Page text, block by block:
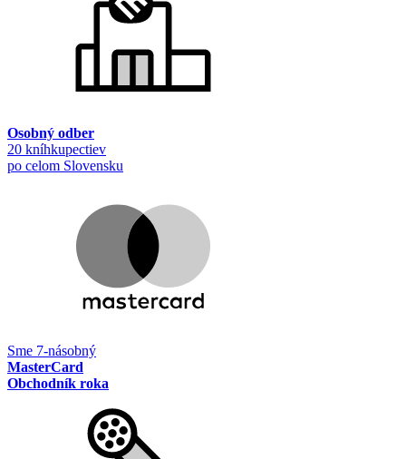
Osobný odber
20 kníhkupectiev
po celom Slovensku
Sme 7-násobný
MasterCard
Obchodník roka